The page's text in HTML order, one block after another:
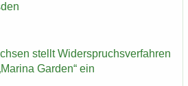
stellt Wi­der­spruchs­ver­fah­ren
Gar­den“ ein